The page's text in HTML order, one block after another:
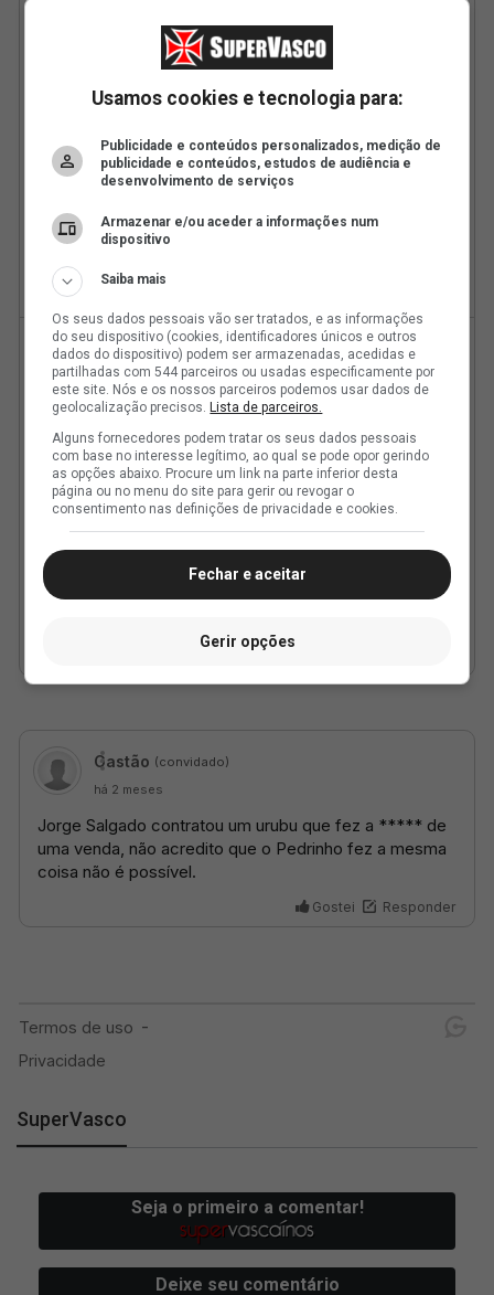
SuperVasco
Usamos cookies e tecnologia para:
Publicidade e conteúdos personalizados, medição de
publicidade e conteúdos, estudos de audiência e
desenvolvimento de serviços
Armazenar e/ou aceder a informações num
dispositivo
Saiba mais
Os seus dados pessoais vão ser tratados, e as informações
do seu dispositivo (cookies, identificadores únicos e outros
dados do dispositivo) podem ser armazenadas, acedidas e
partilhadas com 544 parceiros ou usadas especificamente por
este site. Nós e os nossos parceiros podemos usar dados de
geolocalização precisos. Lista de parceiros.
Alguns fornecedores podem tratar os seus dados pessoais
com base no interesse legítimo, ao qual se pode opor gerindo
as opções abaixo. Procure um link na parte inferior desta
página ou no menu do site para gerir ou revogar o
consentimento nas definições de privacidade e cookies.
Fechar e aceitar
Gerir opções